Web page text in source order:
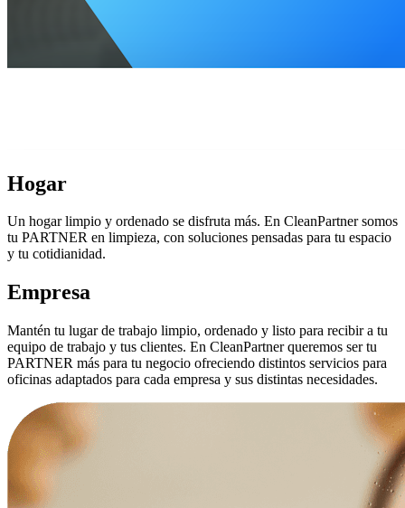
Hogar
Un hogar limpio y ordenado se disfruta más. En CleanPartner somos
tu PARTNER en limpieza, con soluciones pensadas para tu espacio
y tu cotidianidad.
Empresa
Mantén tu lugar de trabajo limpio, ordenado y listo para recibir a tu
equipo de trabajo y tus clientes. En CleanPartner queremos ser tu
PARTNER más para tu negocio ofreciendo distintos servicios para
oficinas adaptados para cada empresa y sus distintas necesidades.